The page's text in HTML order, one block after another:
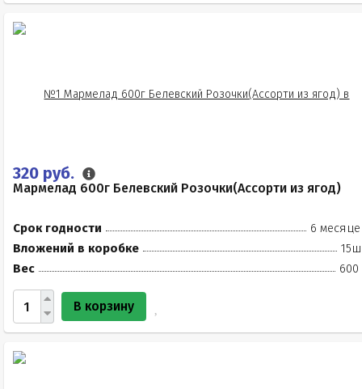
320 руб.
Мармелад 600г Белевский Розочки(Ассорти из ягод)
Срок годности
6
Вложений в коробке
Вес
600
В корзину